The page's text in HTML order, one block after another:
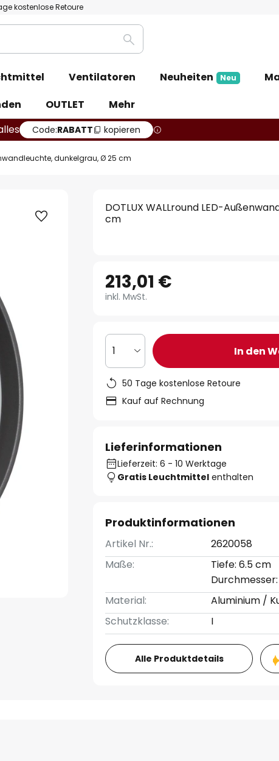
kostenlose Retoure
Suche
Ventilatoren Neuheiten Neu
OUTLET
Mehr
Code:RABATT kopieren
dunkelgrau, Ø 25 cm
DOTLUX WALLround LED-
cm
213,01 €
inkl. MwSt.
1 In den
50 Tage kostenlose Retoure
Kauf auf Rechnung
Lieferinformationen
Lieferzeit: 6 - 10 Werktage
Gratis Leuchtmittel enthalten
Produktinformationen
Artikel Nr.:
2620058
Maße:
Tiefe: 6.5 cm
Material:
Aluminium /
Schutzklasse:
I
Alle Produktdetails